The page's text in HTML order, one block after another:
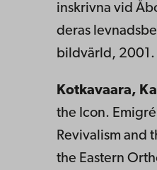
inskrivna vid
deras
bildvärld, 2001.
Kotkavaara,
the Icon. Emigré
Revivalism and
the Eastern